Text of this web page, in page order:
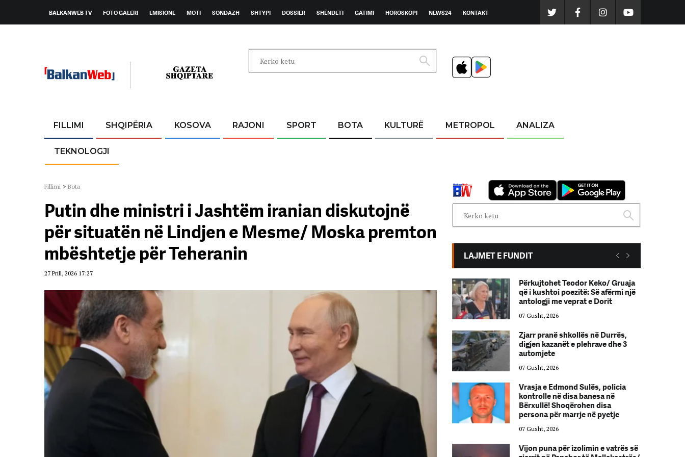
BALKANWEB TV FOTO GALERI EMISIONE MOTI SONDAZH SHTYPI DOSSIER SHËNDETI GATIMI HOROSKOPI NEWS24 KONTAKT
FILLIMI SHQIPËRIA KOSOVA RAJONI SPORT BOTA KULTURË METROPOL ANALIZA
TEKNOLOGJI
Fillimi > Bota
Putin dhe ministri i Jashtëm iranian diskutojnë
për situatën në Lindjen e Mesme/ Moska premton
mbështetje për Teheranin
27 Prill, 2026 17:27
LAJMET E FUNDIT
që i kushtoi poezitë: Së afërmi një
antologji me veprat e Dorit
07 Gusht, 2026
Zjarr pranë shkollës në Durrës,
digjen kazanët e plehrave dhe 3
automjete
07 Gusht, 2026
Vrasja e Edmond Sulës, policia
kontrolle në disa banesa në
Bërxullë! Shoqërohen disa
persona për marrje në pyetje
Vijon puna për izolimin e vatrës së
Përkujtohet Teodor Keko/ Gruaja
që i kushtoi poezitë: Së afërmi një
antologji me veprat e Dorit
07 Gusht, 2026
Zjarr pranë shkollës në Durrës,
digjen kazanët e plehrave dhe 3
automjete
07 Gusht, 2026
Vrasja e Edmond Sulës, policia
kontrolle në disa banesa në
Bërxullë! Shoqërohen disa
persona për marrje në pyetje
07 Gusht, 2026
Vijon puna për izolimin e vatrës së